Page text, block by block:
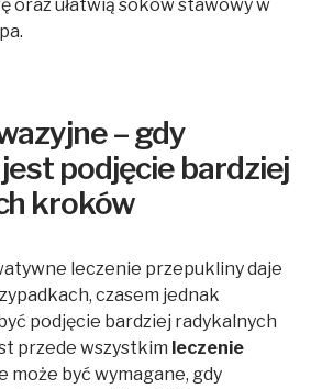
oraz ułatwią soków stawowy w
– gdy
podjęcie bardziej
kroków
leczenie przepukliny daje
czasem jednak
podjęcie bardziej radykalnych
przede wszystkim leczenie
może być wymagane, gdy